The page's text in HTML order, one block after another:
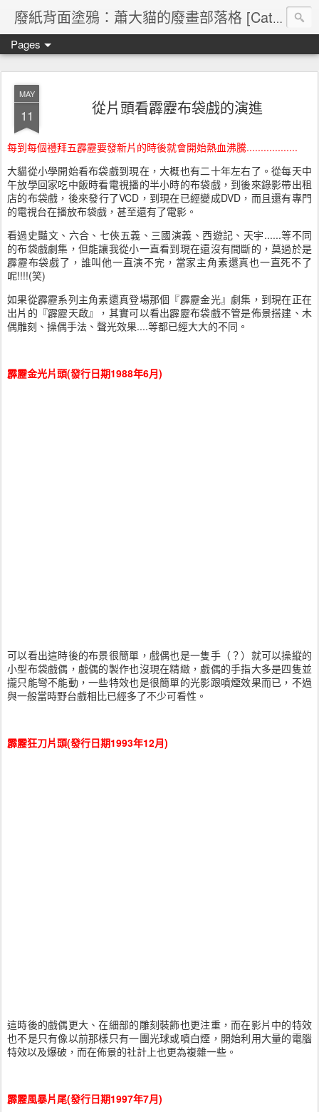
廢紙背面塗鴉：蕭大貓的廢畫部落格 [Cat's blog]
Pages
MAY
11 從片頭看霹靂布袋戲的演進
每到每個禮拜五霹靂要發新片的時後就會開始熱血沸騰..................
大貓從小學開始看布袋戲到現在，大概也有二十年左右了。從每天中
午放學回家吃中飯時看電視播的半小時的布袋戲，到後來錄影帶出租
店的布袋戲，後來發行了VCD，到現在已經變成DVD，而且還有專門
的電視台在播放布袋戲，甚至還有了電影。
看過史豔文、六合、七俠五義、三國演義、西遊記、天宇......等不同
的布袋戲劇集，但能讓我從小一直看到現在還沒有間斷的，莫過於是
霹靂布袋戲了，誰叫他一直演不完，當家主角素還真也一直死不了
呢!!!!(笑)
如果從霹靂系列主角素還真登場那個『霹靂金光』劇集，到現在正在
出片的『霹靂天啟』，其實可以看出霹靂布袋戲不管是佈景搭建、木
偶雕刻、操偶手法、聲光效果....等都已經大大的不同。
霹靂金光片頭(發行日期1988年6月)
可以看出這時後的布景很簡單，戲偶也是一隻手（？）就可以操縱的
小型布袋戲偶，戲偶的製作也沒現在精緻，戲偶的手指大多是四隻並
攏只能彎不能動，一些特效也是很簡單的光影跟噴煙效果而已，不過
與一般當時野台戲相比已經多了不少可看性。
霹靂狂刀片頭(發行日期1993年12月)
這時後的戲偶更大、在細部的雕刻裝飾也更注重，而在影片中的特效
也不是只有像以前那樣只有一團光球或噴白煙，開始利用大量的電腦
特效以及爆破，而在佈景的社計上也更為複雜一些。
霹靂風暴片尾(發行日期1997年7月)